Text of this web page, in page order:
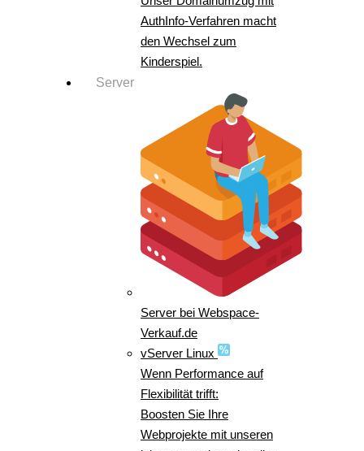
AuthInfo-Verfahren macht
den Wechsel zum
Kinderspiel.
Server
Server bei Webspace-
Verkauf.de
vServer Linux
Wenn Performance auf
Flexibilität trifft:
Boosten Sie Ihre
Webprojekte mit unseren